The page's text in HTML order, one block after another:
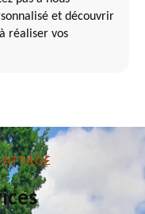
et découvrir
réaliser vos